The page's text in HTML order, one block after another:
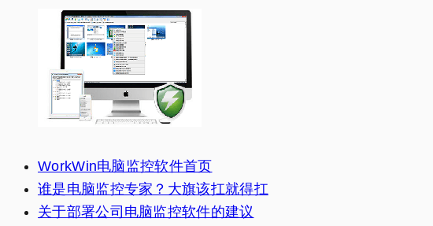
WorkWin电脑监控软件首页
谁是电脑监控专家？大旗该扛就得扛
关于部署公司电脑监控软件的建议